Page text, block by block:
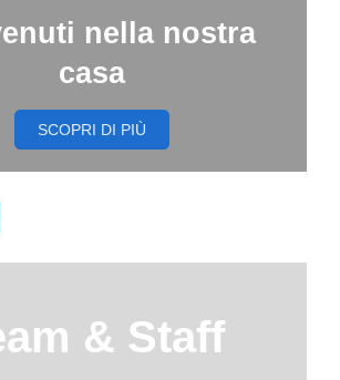
nella nostra
casa
SCOPRI DI PIÙ
& Staff